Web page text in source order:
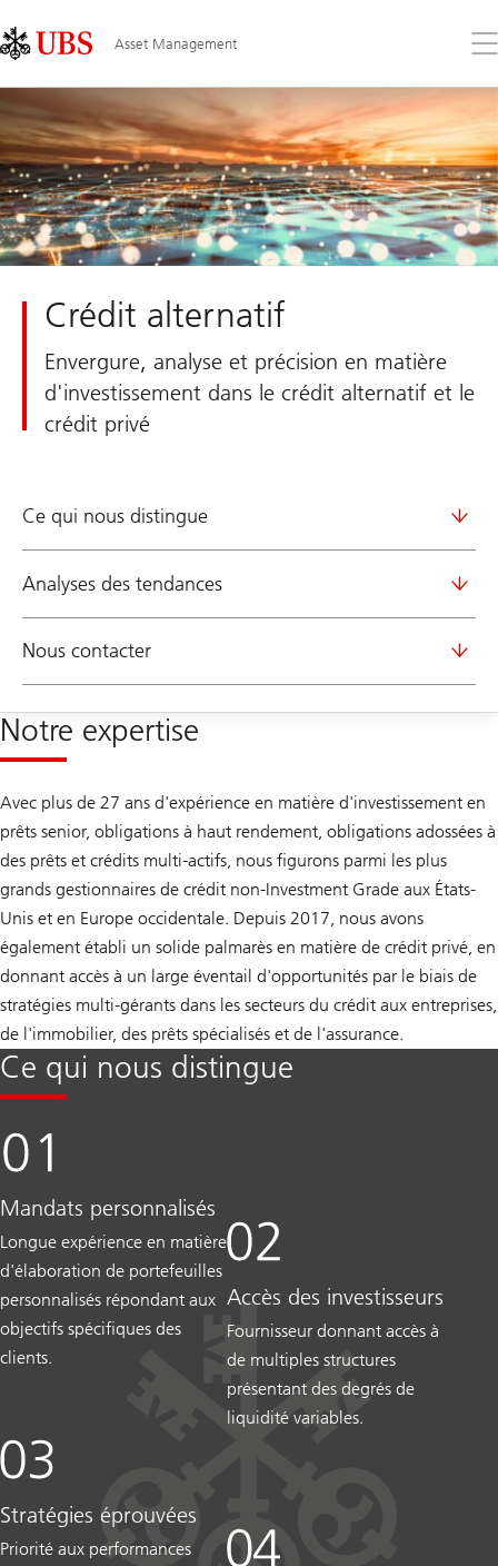
Links
Area
Asset Management
le
Crédit alternatif
Envergure, analyse et précision en matière
d'investissement dans le crédit alternatif et le
crédit privé
Ce qui nous distingue
Analyses des tendances
Nous contacter
Notre expertise
Avec plus de 27 ans d'expérience en matière d'investissement en
prêts senior, obligations à haut rendement, obligations adossées à
des prêts et crédits multi-actifs, nous figurons parmi les plus
grands gestionnaires de crédit non-Investment Grade aux États-
Unis et en Europe occidentale. Depuis 2017, nous avons
également établi un solide palmarès en matière de crédit privé, en
donnant accès à un large éventail d'opportunités par le biais de
stratégies multi-gérants dans les secteurs du crédit aux entreprises,
de l'immobilier, des prêts spécialisés et de l'assurance.
Ce qui nous distingue
Mandats personnalisés
Longue expérience en matière
d'élaboration de portefeuilles
personnalisés répondant aux
objectifs spécifiques des
clients.
Accès des investisseurs
Fournisseur donnant accès à
de multiples structures
présentant des degrés de
liquidité variables.
Stratégies éprouvées
Priorité aux performances